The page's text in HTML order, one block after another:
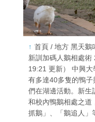
首頁 / 地方 黑天
新訓加碼人鵝相處
19:21 更新） 中興大
有多達40多隻的鴨
們在湖邊活動。新生
和校內鴨鵝相處之道
抓鵝」、「鵝追人」